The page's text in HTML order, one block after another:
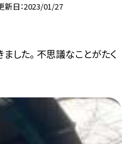
新日 2023/01/27
した。 不思議なことがたく